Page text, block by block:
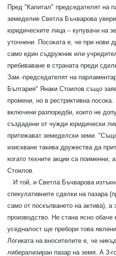
Пред "Капитал" председателят на
земеделие Светла Бъчварова
юридическите лица – купувачи на
уточнени. Посоката е, че при нови
само един съдружник или
пребиваване в страната преди
Зам.-председателят на
България" Янаки Стоилов също
промени, но в рестриктивна
включени разпоредби, които не
създадени от чужди юридически
притежават земеделски земи.
изискване такива дружества да
когато техните акции са поименни,
Стоилов.
И той, и Светла Бъчварова
спекулативните сделки на пазара
само от поскъпването на актива), а
производство. Не стана ясно обаче
уседналост ще пребори това
Логиката на вносителите е, че
либерализиран пазар на земя. А 3-